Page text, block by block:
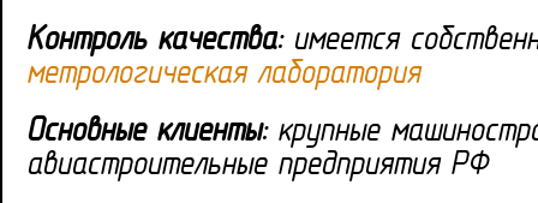
Контроль качества:имеется
метрологическая лаборатория
Основные клиенты:крупные
авиастроительные предприятия РФ